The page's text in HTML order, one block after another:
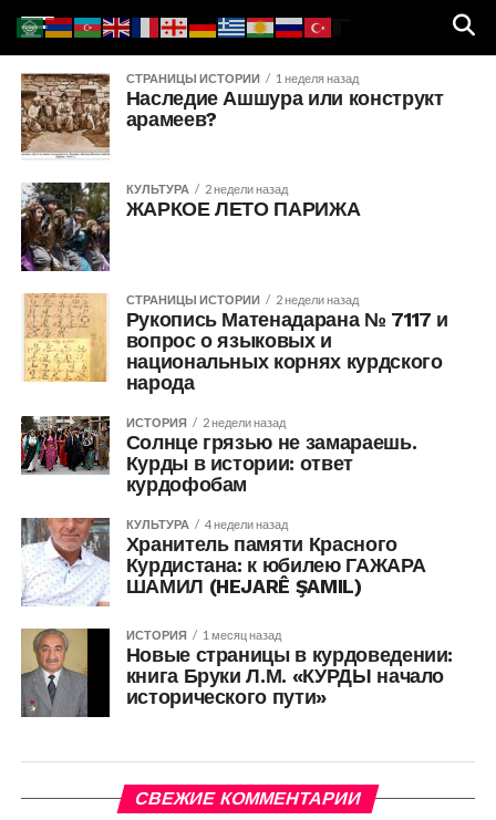
СТРАНИЦЫ ИСТОРИИ 1 неделя назад
Наследие Ашшура или конструкт
арамеев?
КУЛЬТУРА 2 недели назад
ЖАРКОЕ ЛЕТО ПАРИЖА
СТРАНИЦЫ ИСТОРИИ 2 недели назад
Рукопись Матенадарана № 7117 и
вопрос о языковых и
национальных корнях курдского
народа
ИСТОРИЯ 2 недели назад
Солнце грязью не замараешь.
Курды в истории: ответ
курдофобам
КУЛЬТУРА 4 недели назад
Хранитель памяти Красного
Курдистана: к юбилею ГАЖАРА
ШАМИЛ (HEJARÊ ŞAMIL)
ИСТОРИЯ 1 месяц назад
Новые страницы в курдоведении:
книга Бруки Л.М. «КУРДЫ начало
исторического пути»
СВЕЖИЕ КОММЕНТАРИИ